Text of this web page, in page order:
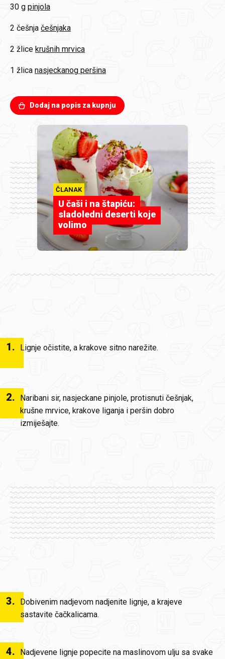
30 g pinjola
2 češnja češnjaka
2 žlice krušnih mrvica
1 žlica nasjeckanog peršina
Dodaj na popis za kupnju
ČLANAK
U čaši i na štapiću:
sladoledni deserti koje
volimo
1. Lignje očistite, a krakove sitno narežite.
2.
Naribani sir, nasjeckane pinjole, protisnuti češnjak,
krušne mrvice, krakove liganja i peršin dobro
izmiješajte.
3.
Dobivenim nadjevom nadjenite lignje, a krajeve
sastavite čačkalicama.
4. Nadjevene lignje popecite na maslinovom ulju sa svake